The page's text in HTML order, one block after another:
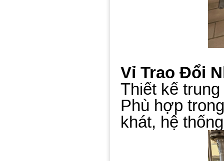
Vỉ Trao Đổi
Thiết kế
Phù hợp
khát, hệ